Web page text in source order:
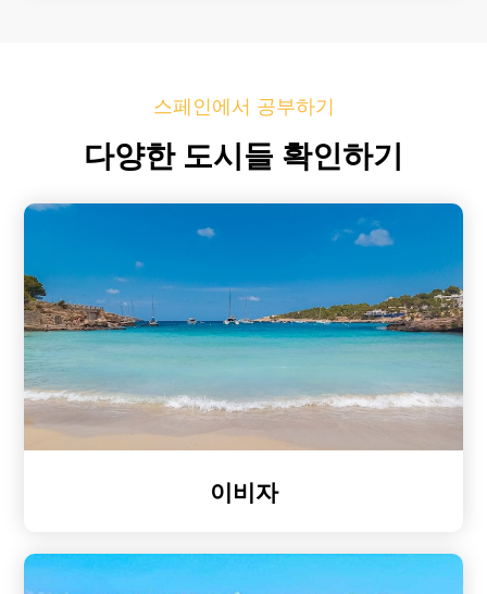
스페인에서 공부하기
다양한 도시들 확인하기
이비자